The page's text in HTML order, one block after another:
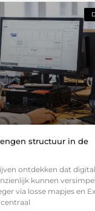
structuur in de
ontdekken dat
kunnen
via losse mapjes en